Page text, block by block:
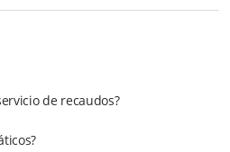
de recaudos?